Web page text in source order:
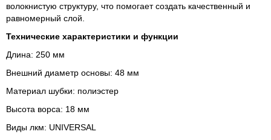
волокнистую структуру, что помогает создать качественный и
равномерный слой.
Технические характеристики и функции
Длина: 250 мм
Внешний диаметр основы: 48 мм
Материал шубки: полиэстер
Высота ворса: 18 мм
Виды лкм: UNIVERSAL